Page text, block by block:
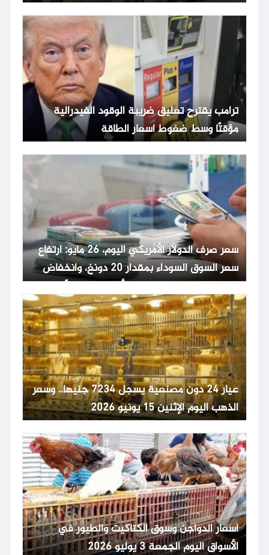
ترامب يقترح تعليق ضريبة الوقود الفيدرالية
مؤقتًا وسط ضغوط أسعار الطاقة
سعر صرف الدولار الأمريكي اليوم، 26 مايو: ارتفاع
سعر السوق السوداء بمقدار 20 دونغ، وانخفاض
حاد في سعر صرف الدولار الأمريكي عالمياً.
عيار 24 دون مصنعية يسجل 7234 جنيها.. وسعر
الذهب اليوم الإثنين 15 يونيو 2026
أسعار الدواجن وسوق الكتاكيت والطيور في
الأسواق اليوم الجمعة 3 يوليو 2026